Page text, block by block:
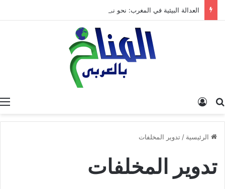
البحث عن
الرئيسية / تدوير المخلفات
تدوير المخلفات